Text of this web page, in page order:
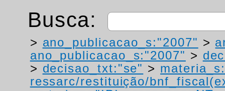
Busca:
> ano_publicacao_s:"2007" >
ano_publicacao_s:"2007" >
> decisao_txt:"se" >
ressarc/restituição/